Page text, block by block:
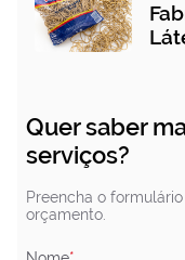
Quer saber
serviços?
Preencha o
orçamento.